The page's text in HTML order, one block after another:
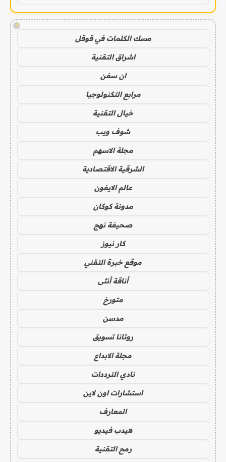
!
مسك الكلمات في قوقل
اشراق التقنية
ان سفن
مرابع التكنولوجيا
خيال التقنية
شوف ويب
مجلة الاسهم
الشرقية الاقتصادية
عالم الايفون
مدونة كوكان
صحيفة نهج
كار نيوز
موقع خبرة التقني
أناقة أنثى
متورخ
مدسن
روتانا تسويق
مجلة الابداع
نادي الترددات
استشارات اون لاين
المعارف
هيدب فيديو
رمح التقنية